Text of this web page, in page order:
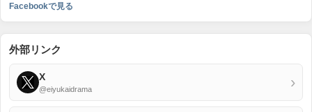
Facebookで見る
外部リンク
X
@eiyukaidrama ›